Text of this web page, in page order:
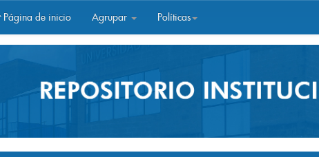
Página de inicio Agrupar Políticas